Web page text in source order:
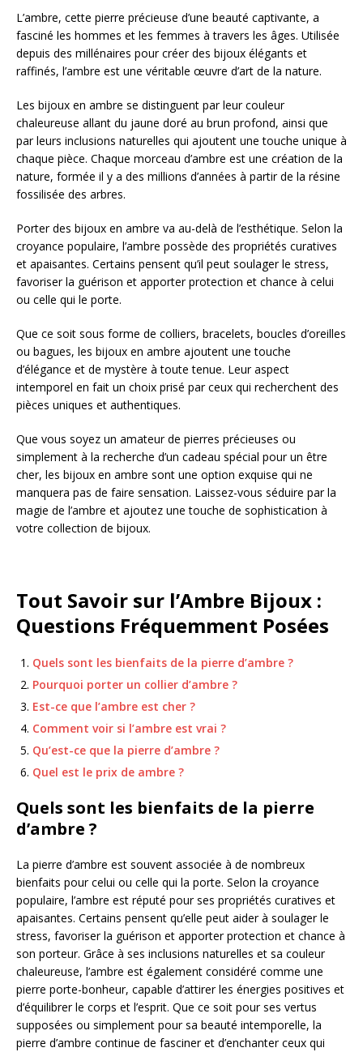
L’ambre, cette pierre précieuse d’une beauté captivante, a
fasciné les hommes et les femmes à travers les âges. Utilisée
depuis des millénaires pour créer des bijoux élégants et
raffinés, l’ambre est une véritable œuvre d’art de la nature.
Les bijoux en ambre se distinguent par leur couleur
chaleureuse allant du jaune doré au brun profond, ainsi que
par leurs inclusions naturelles qui ajoutent une touche unique à
chaque pièce. Chaque morceau d’ambre est une création de la
nature, formée il y a des millions d’années à partir de la résine
fossilisée des arbres.
Porter des bijoux en ambre va au-delà de l’esthétique. Selon la
croyance populaire, l’ambre possède des propriétés curatives
et apaisantes. Certains pensent qu’il peut soulager le stress,
favoriser la guérison et apporter protection et chance à celui
ou celle qui le porte.
Que ce soit sous forme de colliers, bracelets, boucles d’oreilles
ou bagues, les bijoux en ambre ajoutent une touche
d’élégance et de mystère à toute tenue. Leur aspect
intemporel en fait un choix prisé par ceux qui recherchent des
pièces uniques et authentiques.
Que vous soyez un amateur de pierres précieuses ou
simplement à la recherche d’un cadeau spécial pour un être
cher, les bijoux en ambre sont une option exquise qui ne
manquera pas de faire sensation. Laissez-vous séduire par la
magie de l’ambre et ajoutez une touche de sophistication à
votre collection de bijoux.
Tout Savoir sur l’Ambre Bijoux :
Questions Fréquemment Posées
Quels sont les bienfaits de la pierre d’ambre ?
Pourquoi porter un collier d’ambre ?
Est-ce que l’ambre est cher ?
Comment voir si l’ambre est vrai ?
Qu’est-ce que la pierre d’ambre ?
Quel est le prix de ambre ?
Quels sont les bienfaits de la pierre
d’ambre ?
La pierre d’ambre est souvent associée à de nombreux
bienfaits pour celui ou celle qui la porte. Selon la croyance
populaire, l’ambre est réputé pour ses propriétés curatives et
apaisantes. Certains pensent qu’elle peut aider à soulager le
stress, favoriser la guérison et apporter protection et chance à
son porteur. Grâce à ses inclusions naturelles et sa couleur
chaleureuse, l’ambre est également considéré comme une
pierre porte-bonheur, capable d’attirer les énergies positives et
d’équilibrer le corps et l’esprit. Que ce soit pour ses vertus
supposées ou simplement pour sa beauté intemporelle, la
pierre d’ambre continue de fasciner et d’enchanter ceux qui